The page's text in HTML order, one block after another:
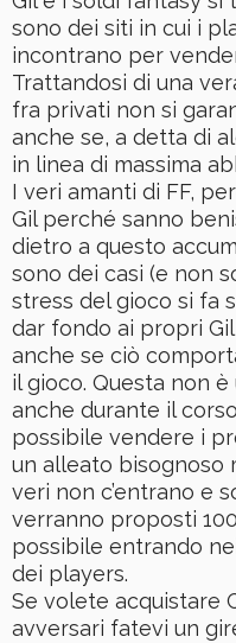
sono dei siti in cui i
incontrano per
Trattandosi di una
fra privati non si
anche se, a detta di
in linea di massima
I veri amanti di FF,
Gil perché sanno
dietro a questo
sono dei casi (e non
stress del gioco si fa
dar fondo ai propri
anche se ciò
il gioco. Questa non
anche durante il
possibile vendere i
un alleato bisognoso
veri non c’entrano e
verranno proposti
possibile entrando
dei players.
Se volete acquistare
avversari fatevi un